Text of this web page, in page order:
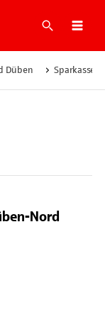
Suche
Düben Sparkasse
Nord